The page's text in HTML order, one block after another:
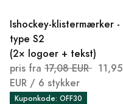
Ishockey-klistermærker -
type S2
(2× logoer + tekst)
pris fra 17,08 EUR 11,95
EUR / 6 stykker
Kuponkode: OFF30